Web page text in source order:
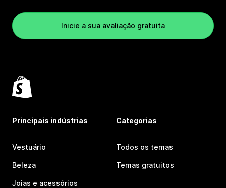
Inicie a sua avaliação gratuita
Principais indústrias
Vestuário
Beleza
Joias e acessórios
Categorias
Todos os temas
Temas gratuitos